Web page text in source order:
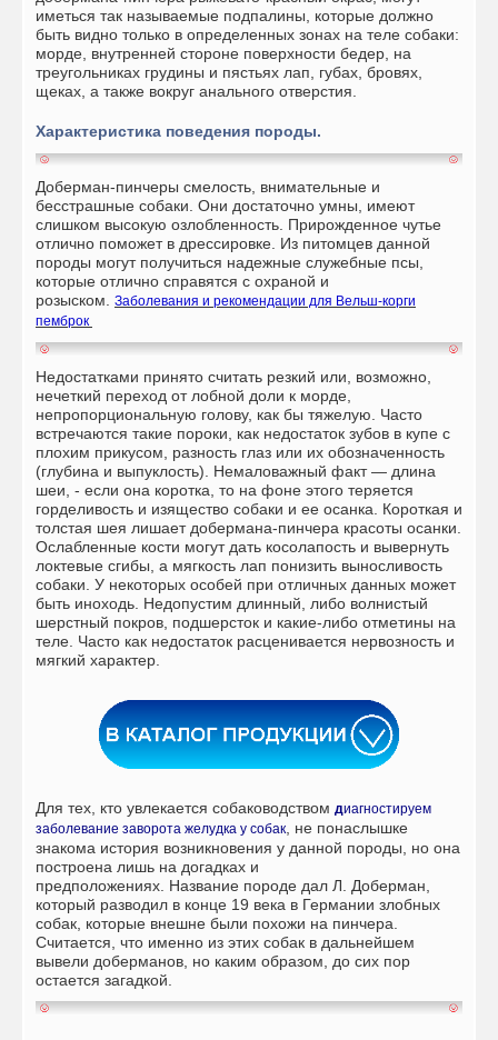
иметься так называемые подпалины, которые должно
быть видно только в определенных зонах на теле собаки:
морде, внутренней стороне поверхности бедер, на
треугольниках грудины и пястьях лап, губах, бровях,
щеках, а также вокруг анального отверстия.
Характеристика поведения породы.
Доберман-пинчеры смелость, внимательные и
бесстрашные собаки. Они достаточно умны, имеют
слишком высокую озлобленность. Прирожденное чутье
отлично поможет в дрессировке. Из питомцев данной
породы могут получиться надежные служебные псы,
которые отлично справятся с охраной и
розыском. Заболевания и рекомендации для Вельш-корги
пемброк
Недостатками принято считать резкий или, возможно,
нечеткий переход от лобной доли к морде,
непропорциональную голову, как бы тяжелую. Часто
встречаются такие пороки, как недостаток зубов в купе с
плохим прикусом, разность глаз или их обозначенность
(глубина и выпуклость). Немаловажный факт — длина
шеи, - если она коротка, то на фоне этого теряется
горделивость и изящество собаки и ее осанка. Короткая и
толстая шея лишает добермана-пинчера красоты осанки.
Ослабленные кости могут дать косолапость и вывернуть
локтевые сгибы, а мягкость лап понизить выносливость
собаки. У некоторых особей при отличных данных может
быть иноходь. Недопустим длинный, либо волнистый
шерстный покров, подшерсток и какие-либо отметины на
теле. Часто как недостаток расценивается нервозность и
мягкий характер.
Для тех, кто увлекается собаководством диагностируем
заболевание заворота желудка у собак, не понаслышке
знакома история возникновения у данной породы, но она
построена лишь на догадках и
предположениях. Название породе дал Л. Доберман,
который разводил в конце 19 века в Германии злобных
собак, которые внешне были похожи на пинчера.
Считается, что именно из этих собак в дальнейшем
вывели доберманов, но каким образом, до сих пор
остается загадкой.